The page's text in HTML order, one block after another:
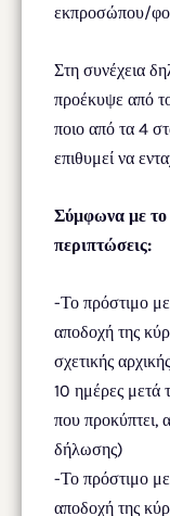
εκπροσώπου/
Στη συνέχεια
προέκυψε από
ποιο από τα 4
επιθυμεί να
Σύμφωνα με το
περιπτώσεις:
-Το πρόστιμο
αποδοχή της
σχετικής
10 ημέρες μετά
που προκύπτει,
δήλωσης)
-Το πρόστιμο
αποδοχή της